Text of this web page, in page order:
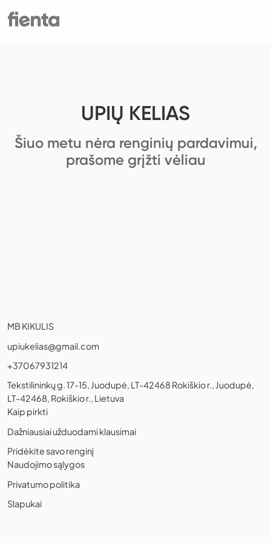
UPIŲ KELIAS
Šiuo metu nėra renginių pardavimui,
prašome grįžti vėliau
MB KIKULIS
upiukelias@gmail.com
+37067931214
Tekstilininkų g. 17-15, Juodupė, LT-42468 Rokiškio r., Juodupė,
LT-42468, Rokiškio r., Lietuva
Kaip pirkti
Dažniausiai užduodami klausimai
Pridėkite savo renginį
Naudojimo sąlygos
Privatumo politika
Slapukai